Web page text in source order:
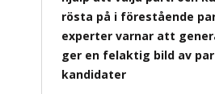
rösta på i förestående
experter varnar att
ger en felaktig bild av
kandidater